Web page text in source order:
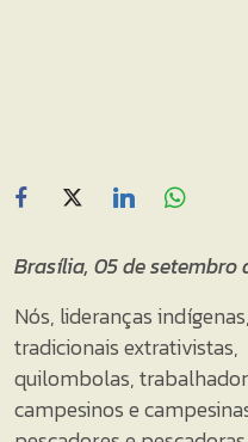
Brasília, 05 de setembro
Nós, lideranças
tradicionais extrativistas,
quilombolas,
campesinos e